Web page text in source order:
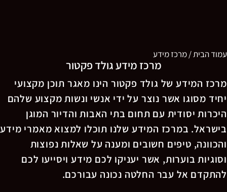
עמוד הבית/מרכז מידע
מרכז מידע גולד פקטור
מרכז המידע של גולד פקטור הינו מאגר תוכן מקצועי
יחיד מסוגו אשר נוצר על ידי אנשי ונשות מקצוע שלהם
היכרות יסודית עם תחום בתי האבות והדיור המוגן
בישראל. במרכז המידע שלנו תוכלו למצוא מאמרי מידע
והכוונה, טיפים חשובים ומענה על שאלות נפוצות
וסוגיות בוערות, אשר יעניקו לכם מידע ויסייעו לכם
להתקדם אל עבר החלטה נכונה עבורכם.